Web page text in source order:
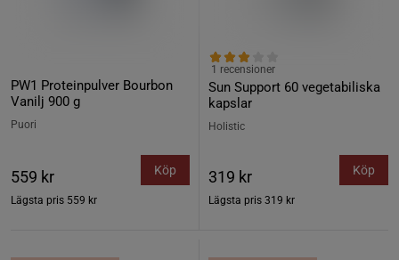
PW1 Proteinpulver Bourbon
Vanilj 900 g
Puori
559 kr
Lägsta pris 559 kr
Köp
Sun Support 60 vegetabiliska
kapslar
1 recensioner
Holistic
319 kr
Lägsta pris 319 kr
Köp